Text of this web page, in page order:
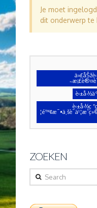
Je moet
dit onderwerp te
è‹±å›½ç
ZOEKEN
Search